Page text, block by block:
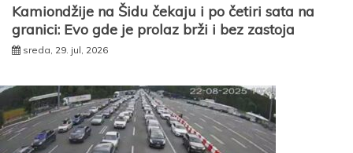
Kamiondžije na Šidu čekaju i po četiri sata na
granici: Evo gde je prolaz brži i bez zastoja
sreda, 29. jul, 2026